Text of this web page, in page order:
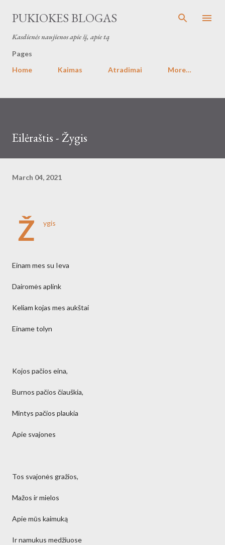
Skip to main content
PUKIOKES BLOGAS
Kasdienės naujienos apie šį, apie tą
Pages
Home
Kaimas Atradimai More…
Eilėraštis - Žygis
March 04, 2021
Ž ygis
Einam mes su Ieva
Dairomės aplink
Keliam kojas mes aukštai
Einame tolyn
Kojos pačios eina,
Burnos pačios čiauškia,
Mintys pačios plaukia
Apie svajones
Tos svajonės gražios,
Mažos ir mielos
Apie mūs kaimuką
Ir namukus medžiuose